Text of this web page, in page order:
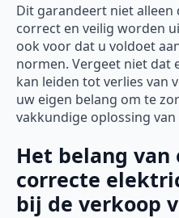
Dit garandeert niet alleen
correct en veilig worden
ook voor dat u voldoet
normen. Vergeet niet dat
kan leiden tot verlies van
uw eigen belang om te
vakkundige oplossing
Het belang van
correcte
bij de verkoop